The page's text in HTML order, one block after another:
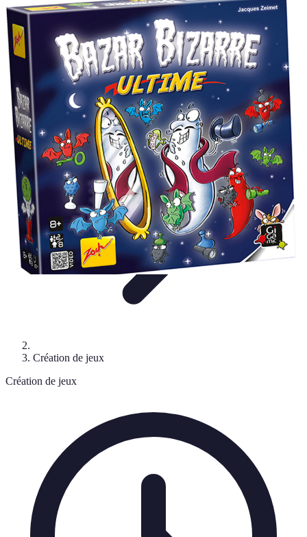
Règles et Jeux
Jeux de société
Astuces et conseilsCréation de JeuxJeux de
Cartes
Création de jeux
Règles et Jeux
Création de jeux
Création de jeux